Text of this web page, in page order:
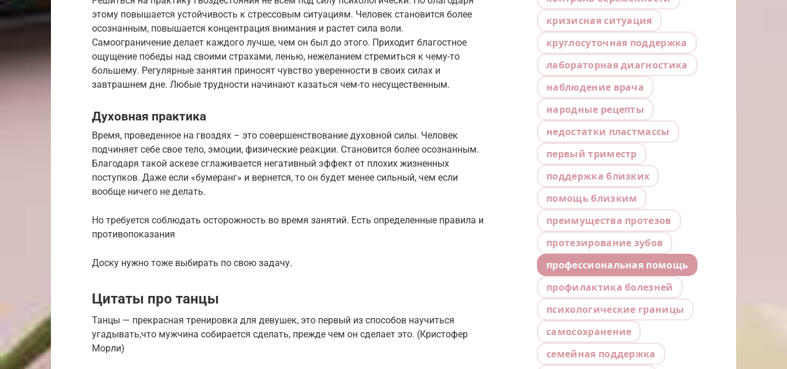
этому повышается устойчивость к стрессовым ситуациям. Человек становится более
осознанным, повышается концентрация внимания и растет сила воли.
Самоограничение делает каждого лучше, чем он был до этого. Приходит благостное
ощущение победы над своими страхами, ленью, нежеланием стремиться к чему-то
большему. Регулярные занятия приносят чувство уверенности в своих силах и
завтрашнем дне. Любые трудности начинают казаться чем-то несущественным.
Духовная практика
Время, проведенное на гвоздях – это совершенствование духовной силы. Человек
подчиняет себе свое тело, эмоции, физические реакции. Становится более осознанным.
Благодаря такой аскезе сглаживается негативный эффект от плохих жизненных
поступков. Даже если «бумеранг» и вернется, то он будет менее сильный, чем если
вообще ничего не делать.
Но требуется соблюдать осторожность во время занятий. Есть определенные правила и
противопоказания
Доску нужно тоже выбирать по свою задачу.
Цитаты про танцы
Танцы — прекрасная тренировка для девушек, это первый из способов научиться
угадывать,что мужчина собирается сделать, прежде чем он сделает это. (Кристофер
Морли)
кризисная ситуация
круглосуточная поддержка
лабораторная диагностика
наблюдение врача
народные рецепты
недостатки пластмассы
первый триместр
поддержка близких
помощь близким
преимущества протезов
протезирование зубов
профессиональная помощь
профилактика болезней
психологические границы
самосохранение
семейная поддержка